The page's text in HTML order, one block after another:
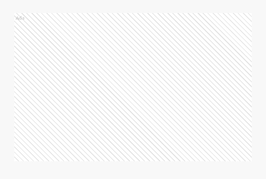
Ads